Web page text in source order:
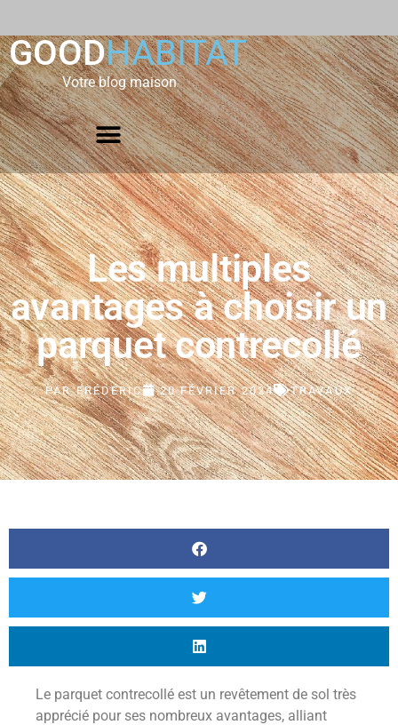
GOODHABITAT
Votre blog maison
Les multiples
avantages à choisir un
parquet contrecollé
PARFRÉDÉRIC 20 FÉVRIER 2024 TRAVAUX
Le parquet contrecollé est un revêtement de sol très
apprécié pour ses nombreux avantages, alliant